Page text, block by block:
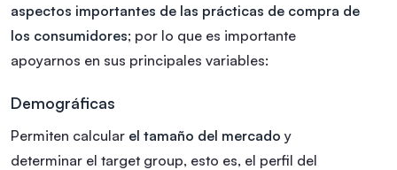
aspectos importantes de las prácticas de compra de
los consumidores; por lo que es importante
apoyarnos en sus principales variables:
Demográficas
Permiten calcular el tamaño del mercado y
determinar el target group, esto es, el perfil del